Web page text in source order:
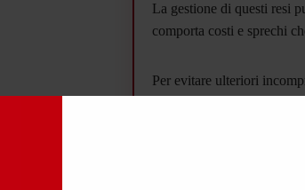
La gestione di questi resi
comporta costi e sprechi
Per evitare ulteriori
la vendita diretta online
Se sei consapevole